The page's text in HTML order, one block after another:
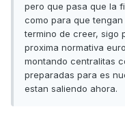
pero que pasa que la
como para que
termino de creer, sigo
proxima normativa
montando centralitas
preparadas para es
estan saliendo ahora.